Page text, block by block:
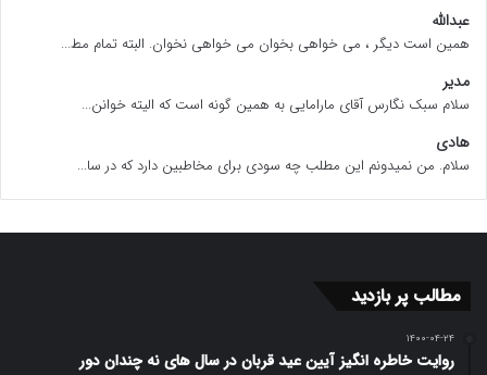
عبدالله
همین است دیگر ، می خواهی بخوان می خواهی نخوان. البته تمام مط...
مدیر
سلام سبک نگارس آقای مارامایی به همین گونه است که الیته خوانن...
هادی
سلام. من نمیدونم این مطلب چه سودی برای مخاطبین دارد که در سا...
مطالب پر بازدید
۱۴۰۰-۰۴-۲۴
روایت خاطره انگیز آیین عید قربان در سال های نه چندان دور